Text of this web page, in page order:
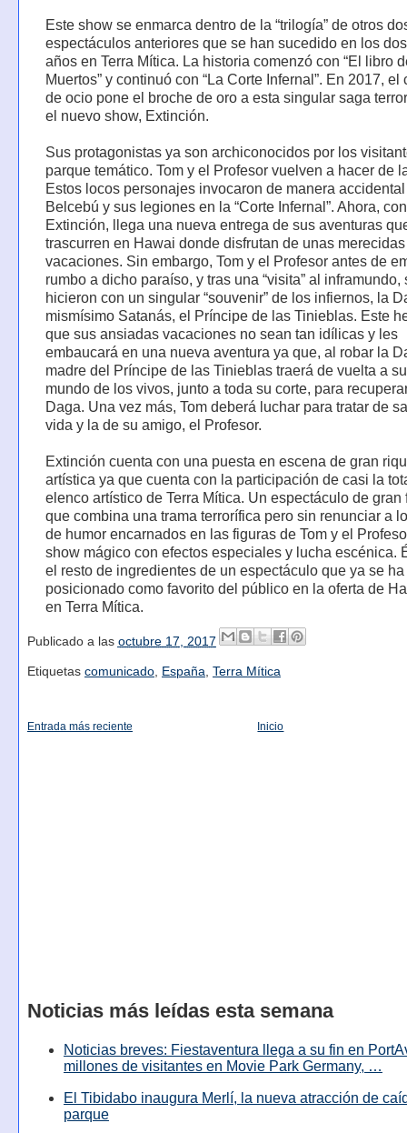
Este show se enmarca dentro de la “trilogía” de otros
espectáculos anteriores que se han sucedido en los
años en Terra Mítica. La historia comenzó con “El libro
Muertos” y continuó con “La Corte Infernal”. En 2017, el
de ocio pone el broche de oro a esta singular saga
el nuevo show, Extinción.
Sus protagonistas ya son archiconocidos por los
parque temático. Tom y el Profesor vuelven a hacer de
Estos locos personajes invocaron de manera
Belcebú y sus legiones en la “Corte Infernal”. Ahora, con
Extinción, llega una nueva entrega de sus aventuras
trascurren en Hawai donde disfrutan de unas merecidas
vacaciones. Sin embargo, Tom y el Profesor antes de
rumbo a dicho paraíso, y tras una “visita” al inframundo,
hicieron con un singular “souvenir” de los infiernos, la
mismísimo Satanás, el Príncipe de las Tinieblas. Este
que sus ansiadas vacaciones no sean tan idílicas y les
embaucará en una nueva aventura ya que, al robar la
madre del Príncipe de las Tinieblas traerá de vuelta a
mundo de los vivos, junto a toda su corte, para
Daga. Una vez más, Tom deberá luchar para tratar de
vida y la de su amigo, el Profesor.
Extinción cuenta con una puesta en escena de gran
artística ya que cuenta con la participación de casi la
elenco artístico de Terra Mítica. Un espectáculo de gran
que combina una trama terrorífica pero sin renunciar a
de humor encarnados en las figuras de Tom y el
show mágico con efectos especiales y lucha escénica.
el resto de ingredientes de un espectáculo que ya se ha
posicionado como favorito del público en la oferta de
en Terra Mítica.
Publicado a las octubre 17, 2017
Etiquetas comunicado, España Terra Mítica
Entrada más reciente Inicio
Noticias más leídas esta semana
Noticias breves: Fiestaventura llega a su fin en
millones de visitantes en Movie Park Germany, …
El Tibidabo inaugura Merlí, la nueva atracción de
parque